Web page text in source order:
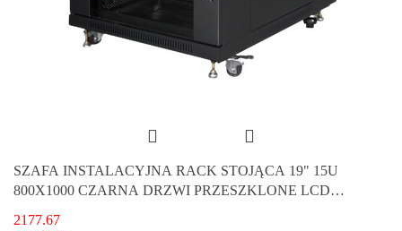
SZAFA INSTALACYJNA RACK STOJĄCA 19" 15U
800X1000 CZARNA DRZWI PRZESZKLONE LCD
2177.67